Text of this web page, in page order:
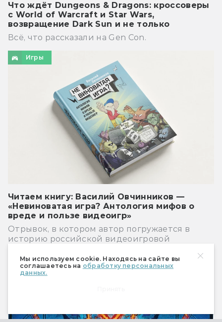
Мы используем cookie. Находясь на сайте вы
соглашаетесь на обработку персональных
данных.
Что ждёт Dungeons & Dragons: кроссоверы
с World of Warcraft и Star Wars,
возвращение Dark Sun и не только
Всё, что рассказали на Gen Con.
Игры
Читаем книгу: Василий Овчинников —
«Невиноватая игра? Антология мифов о
вреде и пользе видеоигр»
Отрывок, в котором автор погружается в
историю российской видеоигровой
Игры